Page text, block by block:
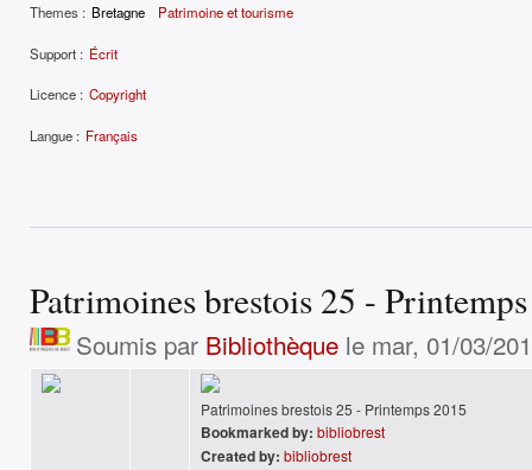
Themes : Bretagne Patrimoine et tourisme
Support : Écrit
Licence : Copyright
Langue : Français
Patrimoines brestois 25 -
Soumis par Bibliothèquele mar, 01/03/
Patrimoines brestois 25 - Printemps 2015
Bookmarked by: bibliobrest
Created by: bibliobrest